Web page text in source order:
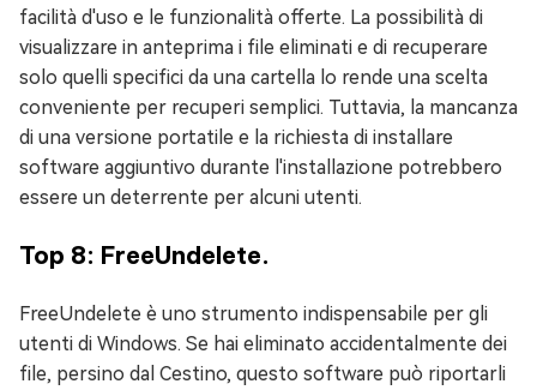
facilità d'uso e le funzionalità offerte. La possibilità di
visualizzare in anteprima i file eliminati e di recuperare
solo quelli specifici da una cartella lo rende una scelta
conveniente per recuperi semplici. Tuttavia, la mancanza
di una versione portatile e la richiesta di installare
software aggiuntivo durante l'installazione potrebbero
essere un deterrente per alcuni utenti.
Top 8: FreeUndelete.
FreeUndelete è uno strumento indispensabile per gli
utenti di Windows. Se hai eliminato accidentalmente dei
file, persino dal Cestino, questo software può riportarli